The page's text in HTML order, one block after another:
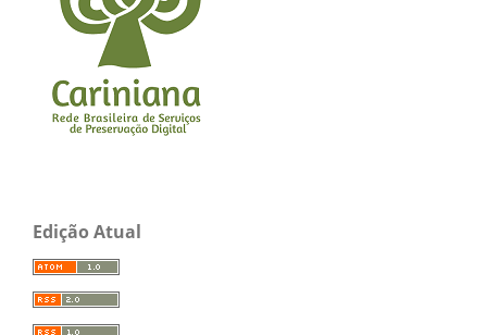
Edição Atual